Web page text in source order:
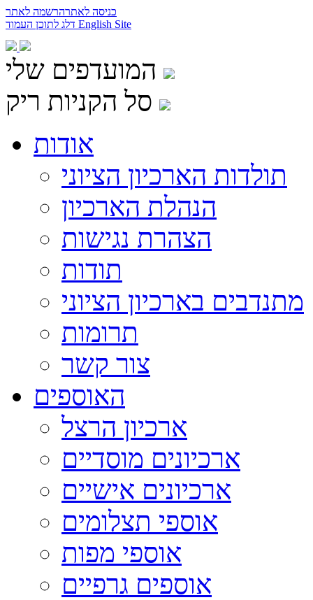
כניסה לאתרהרשמה לאתר
English Site
המועדפים שלי
סל הקניות ריק
אודות
תולדות הארכיון הציוני
הנהלת הארכיון
הצהרת נגישות
תודות
מתנדבים בארכיון הציוני
תרומות
צור קשר
האוספים
ארכיון הרצל
ארכיונים מוסדיים
ארכיונים אישיים
אוספי תצלומים
אוספי מפות
אוספים גרפיים